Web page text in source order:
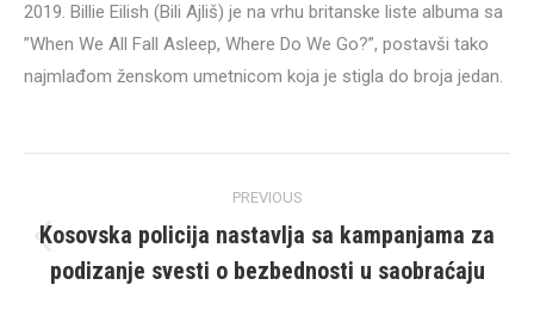
2019. Billie Eilish (Bili Ajliš) je na vrhu britanske liste albuma sa
”When We All Fall Asleep, Where Do We Go?”, postavši tako
najmlađom ženskom umetnicom koja je stigla do broja jedan.
navigation
PREVIOUS
Previous
post:
Kosovska policija nastavlja sa kampanjama za
podizanje svesti o bezbednosti u saobraćaju